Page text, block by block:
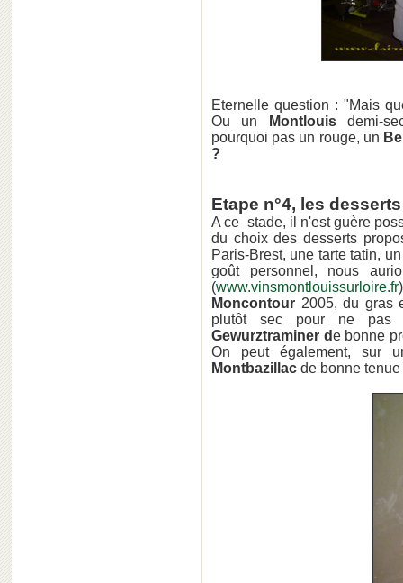
Eternelle question : "Mais
Ou un
Montlouisdemi-
pourquoi pas un rouge, un
?
Etape n°4, les desserts
A ce stade, il n'est guère
du choix des desserts
Paris-Brest, une tarte tatin,
goût personnel, nous
(www.vinsmontlouissurloire.fr
Moncontour 2005, du gras
plutôt sec pour ne pas
Gewurztraminer de bonne
On peut également, sur
Montbazillac de bonne